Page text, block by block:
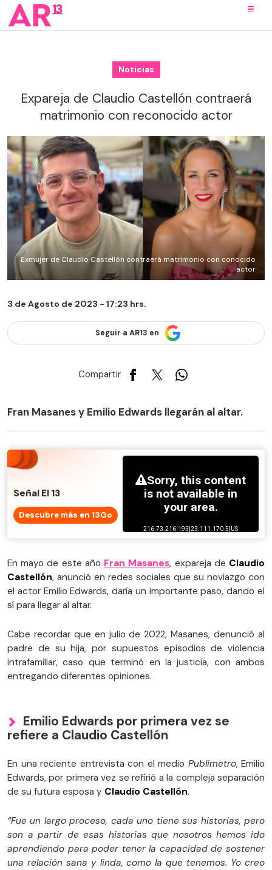
Noticias
Expareja de Claudio Castellón contraerá
matrimonio con reconocido actor
Exmujer de Claudio Castellón contraerá matrimonio con conocido
actor
3 de Agosto de 2023 - 17:23 hrs.
Seguir a AR13 en
Compartir
Fran Masanes y Emilio Edwards llegarán al altar.
Señal El 13
Descubre más en 13Go
En mayo de este año Fran Masanes, expareja de Claudio
Castellón, anunció en redes sociales que su noviazgo con
el actor Emilio Edwards, daría un importante paso, dando el
sí para llegar al altar.
Cabe recordar que en julio de 2022, Masanes, denunció al
padre de su hija, por supuestos episodios de violencia
intrafamiliar, caso que terminó en la justicia, con ambos
entregando diferentes opiniones.
Emilio Edwards por primera vez se
refiere a Claudio Castellón
En una reciente entrevista con el medio Publimetro, Emilio
Edwards, por primera vez se refirió a la compleja separación
de su futura esposa y Claudio Castellón.
“Fue un largo proceso, cada uno tiene sus historias, pero
son a partir de esas historias que nosotros hemos ido
aprendiendo para poder tener la capacidad de sostener
una relación sana y linda, como la que tenemos. Yo creo